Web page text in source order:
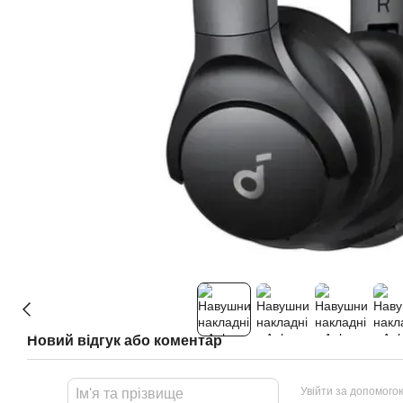
Новий відгук або коментар
Увійти за